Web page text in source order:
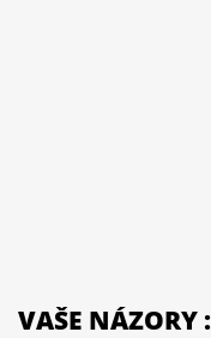
VAŠE NÁZORY :